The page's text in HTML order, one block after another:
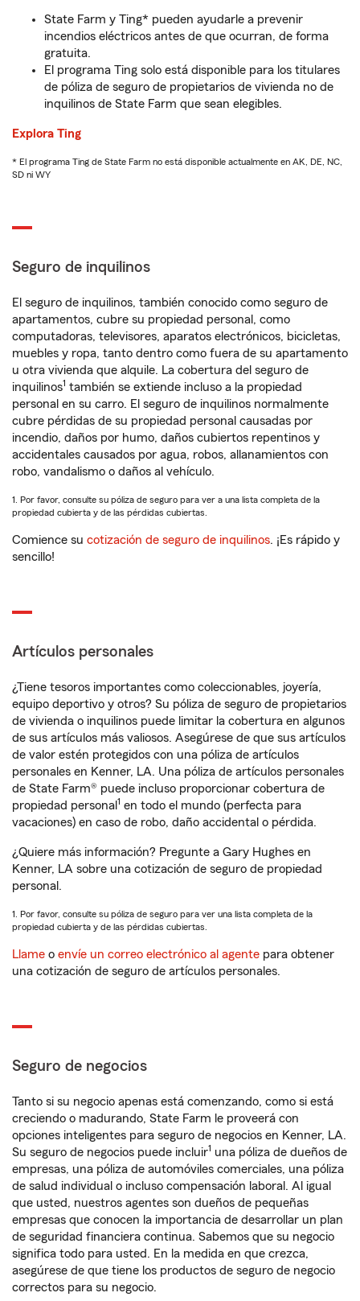
State Farm y Ting* pueden ayudarle a prevenir
incendios eléctricos antes de que ocurran, de forma
gratuita.
El programa Ting solo está disponible para los titulares
de póliza de seguro de propietarios de vivienda no de
inquilinos de State Farm que sean elegibles.
Explora Ting
* El programa Ting de State Farm no está disponible actualmente en AK, DE, NC,
SD ni WY
Seguro de inquilinos
El seguro de inquilinos, también conocido como seguro de
apartamentos, cubre su propiedad personal, como
computadoras, televisores, aparatos electrónicos, bicicletas,
muebles y ropa, tanto dentro como fuera de su apartamento
u otra vivienda que alquile. La cobertura del seguro de
inquilinos1 también se extiende incluso a la propiedad
personal en su carro. El seguro de inquilinos normalmente
cubre pérdidas de su propiedad personal causadas por
incendio, daños por humo, daños cubiertos repentinos y
accidentales causados por agua, robos, allanamientos con
robo, vandalismo o daños al vehículo.
1. Por favor, consulte su póliza de seguro para ver a una lista completa de la
propiedad cubierta y de las pérdidas cubiertas.
Comience su cotización de seguro de inquilinos. ¡Es rápido y
sencillo!
Artículos personales
¿Tiene tesoros importantes como coleccionables, joyería,
equipo deportivo y otros? Su póliza de seguro de propietarios
de vivienda o inquilinos puede limitar la cobertura en algunos
de sus artículos más valiosos. Asegúrese de que sus artículos
de valor estén protegidos con una póliza de artículos
personales en Kenner, LA. Una póliza de artículos personales
de State Farm® puede incluso proporcionar cobertura de
propiedad personal 1 en todo el mundo (perfecta para
vacaciones) en caso de robo, daño accidental o pérdida.
¿Quiere más información? Pregunte a Gary Hughes en
Kenner, LA sobre una cotización de seguro de propiedad
personal.
1. Por favor, consulte su póliza de seguro para ver una lista completa de la
propiedad cubierta y de las pérdidas cubiertas.
Llame o envíe un correo electrónico al agente para obtener
una cotización de seguro de artículos personales.
Seguro de negocios
Tanto si su negocio apenas está comenzando, como si está
creciendo o madurando, State Farm le proveerá con
opciones inteligentes para seguro de negocios en Kenner, LA.
Su seguro de negocios puede incluir1 una póliza de dueños de
empresas, una póliza de automóviles comerciales, una póliza
de salud individual o incluso compensación laboral. Al igual
que usted, nuestros agentes son dueños de pequeñas
empresas que conocen la importancia de desarrollar un plan
de seguridad financiera continua. Sabemos que su negocio
significa todo para usted. En la medida en que crezca,
asegúrese de que tiene los productos de seguro de negocio
correctos para su negocio.